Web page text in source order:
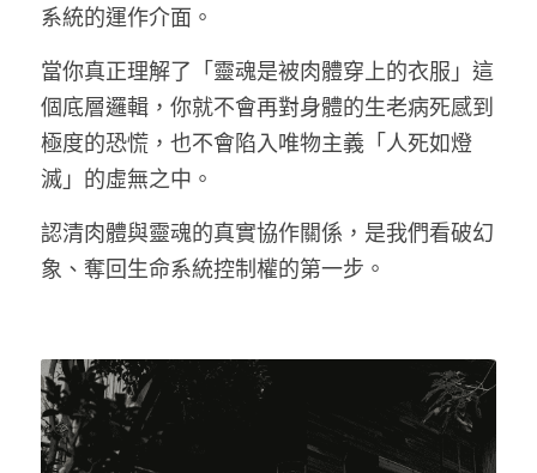
系統的運作介面。
當你真正理解了「靈魂是被肉體穿上的衣服」這
個底層邏輯，你就不會再對身體的生老病死感到
極度的恐慌，也不會陷入唯物主義「人死如燈
滅」的虛無之中。
認清肉體與靈魂的真實協作關係，是我們看破幻
象、奪回生命系統控制權的第一步。